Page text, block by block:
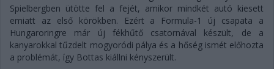
Spielbergben ütötte fel a fejét, amikor mindkét autó kiesett
emiatt az első körökben. Ezért a Formula-1 új csapata a
Hungaroringre már új fékhűtő csatornával készült, de a
kanyarokkal tűzdelt mogyoródi pálya és a hőség ismét előhozta
a problémát, így Bottas kiállni kényszerült.